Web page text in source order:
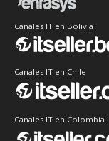
Canales IT en Bolivia
Canales IT en Chile
Canales IT en Colombia